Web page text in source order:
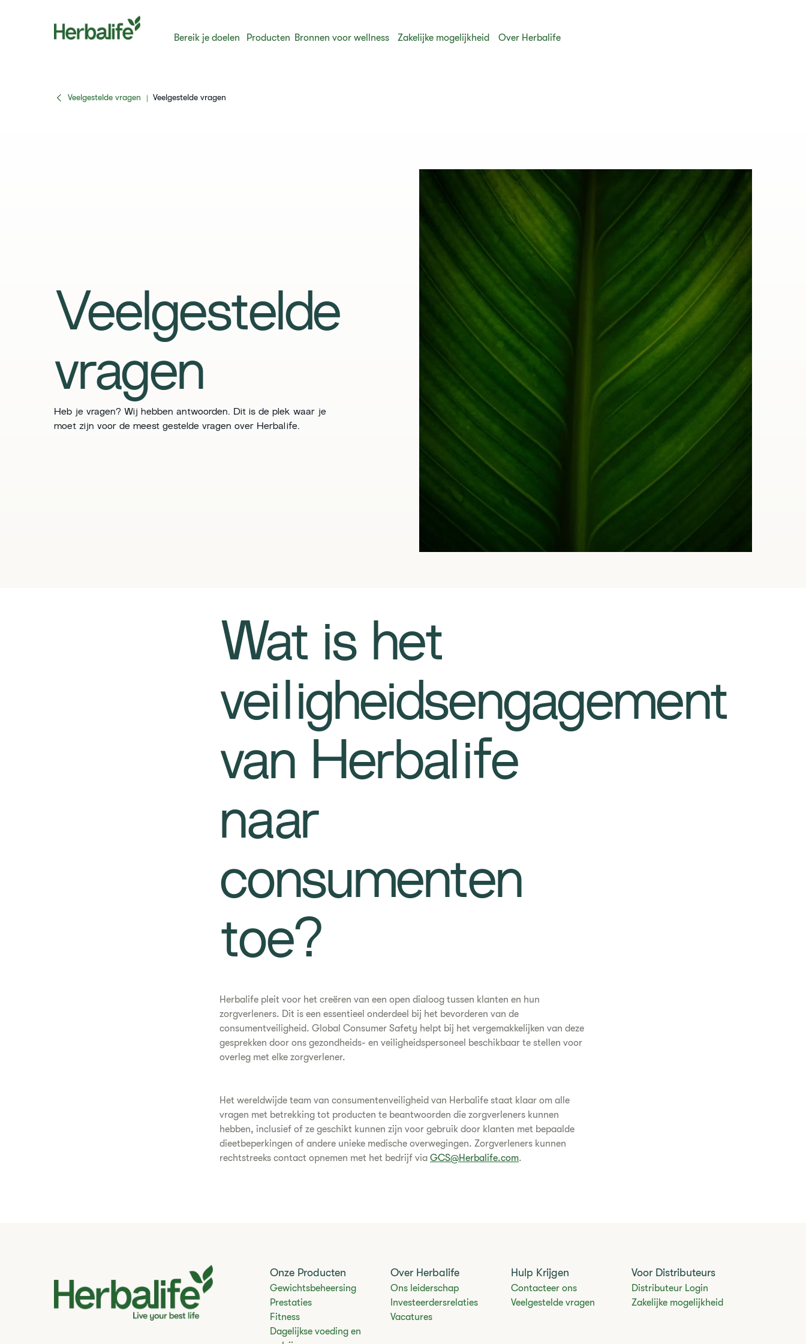
Bereik je doelen Producten Bronnen voor wellness Zakelijke mogelijkheid Over Herbalife
Veelgestelde vragen | Veelgestelde vragen
Veelgestelde
vragen
Heb je vragen? Wij hebben antwoorden. Dit is de plek waar je
moet zijn voor de meest gestelde vragen over Herbalife.
Wat is het
veiligheidsengagement
van Herbalife
naar
consumenten
toe?
Herbalife pleit voor het creëren van een open dialoog tussen klanten en hun
zorgverleners. Dit is een essentieel onderdeel bij het bevorderen van de
consumentveiligheid. Global Consumer Safety helpt bij het vergemakkelijken van deze
gesprekken door ons gezondheids- en veiligheidspersoneel beschikbaar te stellen voor
overleg met elke zorgverlener.
Het wereldwijde team van consumentenveiligheid van Herbalife staat klaar om alle
vragen met betrekking tot producten te beantwoorden die zorgverleners kunnen
hebben, inclusief of ze geschikt kunnen zijn voor gebruik door klanten met bepaalde
dieetbeperkingen of andere unieke medische overwegingen. Zorgverleners kunnen
rechtstreeks contact opnemen met het bedrijf via GCS@Herbalife.com.
Onze Producten
Gewichtsbeheersing
Prestaties
Fitness
Dagelijkse voeding en
Over Herbalife
Ons leiderschap
Investeerdersrelaties
Vacatures
Hulp Krijgen
Contacteer ons
Veelgestelde vragen
Voor Distributeurs
Distributeur Login
Zakelijke mogelijkheid